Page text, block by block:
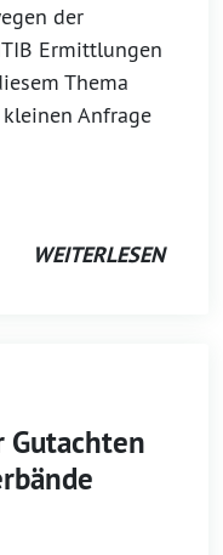
der
Ermittlungen
Thema
Anfrage
WEITERLESEN